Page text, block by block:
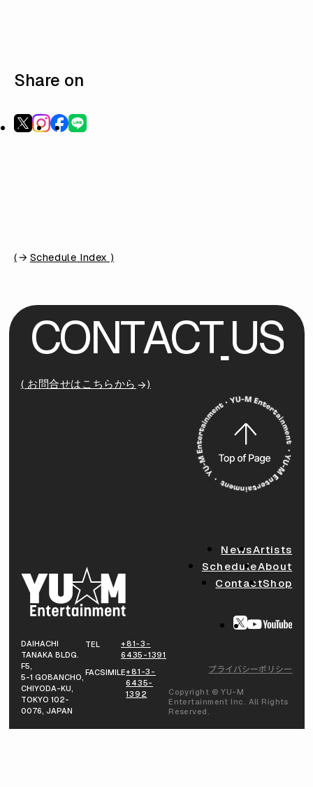
Share on
( Schedule Index )
CONTACT US
( お問合せはこちらから )
DAIHACHI
TANAKA BLDG.
F5,
5-1 GOBANCHO,
CHIYODA-KU,
TOKYO 102-
0076, JAPAN
TEL
+81-3-
6435-1391
FACSIMILE+81-3-
6435-
1392
NewsArtists
ScheduleAbout
ContactShop
プライバシーポリシー
Copyright © YU-M
Entertainment Inc. All Rights
Reserved.